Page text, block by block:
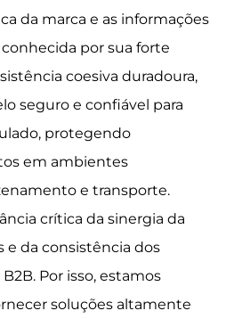
da marca e as informações
por sua forte
coesiva duradoura,
seguro e confiável para
protegendo
em ambientes
e transporte.
crítica da sinergia da
da consistência dos
Por isso, estamos
soluções altamente